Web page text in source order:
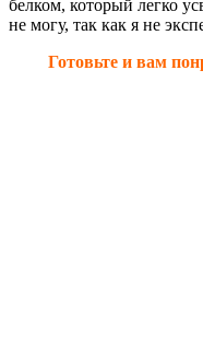
белком, который легко
не могу, так как я не
Готовьте и вам